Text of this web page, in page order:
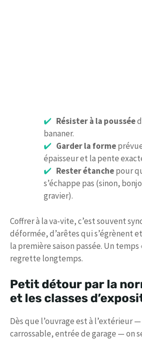
Résister à la poussée
bananer.
Garder la forme
épaisseur et la pente
Rester étanchepour
s’échappe pas (sinon,
gravier).
Coffrer à la va-vite, c’est souvent
déformée, d’arêtes qui s’égrènent
la première saison passée. Un temps
regrette longtemps.
Petit détour par la
et les classes
Dès que l’ouvrage est à l’extérieur
carrossable, entrée de garage — on